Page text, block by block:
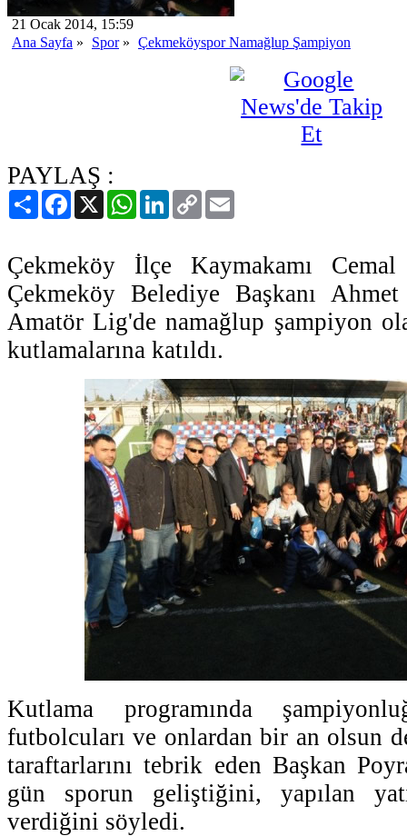
21 Ocak 2014, 15:59
Ana Sayfa » Spor» Çekmeköyspor Namağlup Şampiyon
PAYLAŞ :
PaylaşFacebook
X WhatsAppLinkedIn
Copy
Link
Çekmeköy İlçe Kaymakamı
Çekmeköy Belediye Başkanı
Amatör Lig'de namağlup şampiyon
kutlamalarına katıldı.
Kutlama programında
futbolcuları ve onlardan bir an olsun
taraftarlarını tebrik eden Başkan
gün sporun geliştiğini, yapılan
verdiğini söyledi.